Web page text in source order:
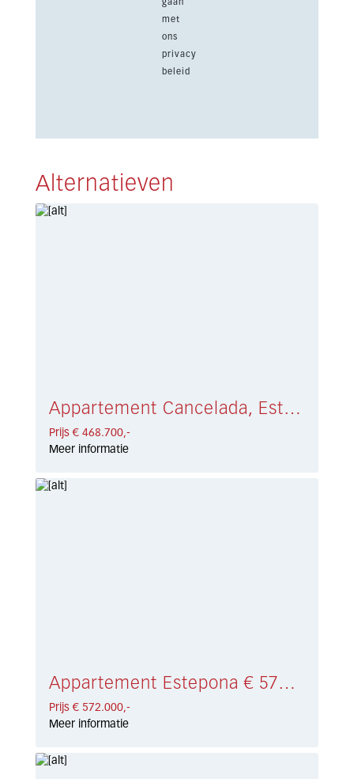
met
ons
privacy
beleid
Alternatieven
Appartement Cancelada, Estepona € 468.700,-
Prijs € 468.700,-
Meer informatie
Appartement Estepona € 572.000,-
Prijs € 572.000,-
Meer informatie